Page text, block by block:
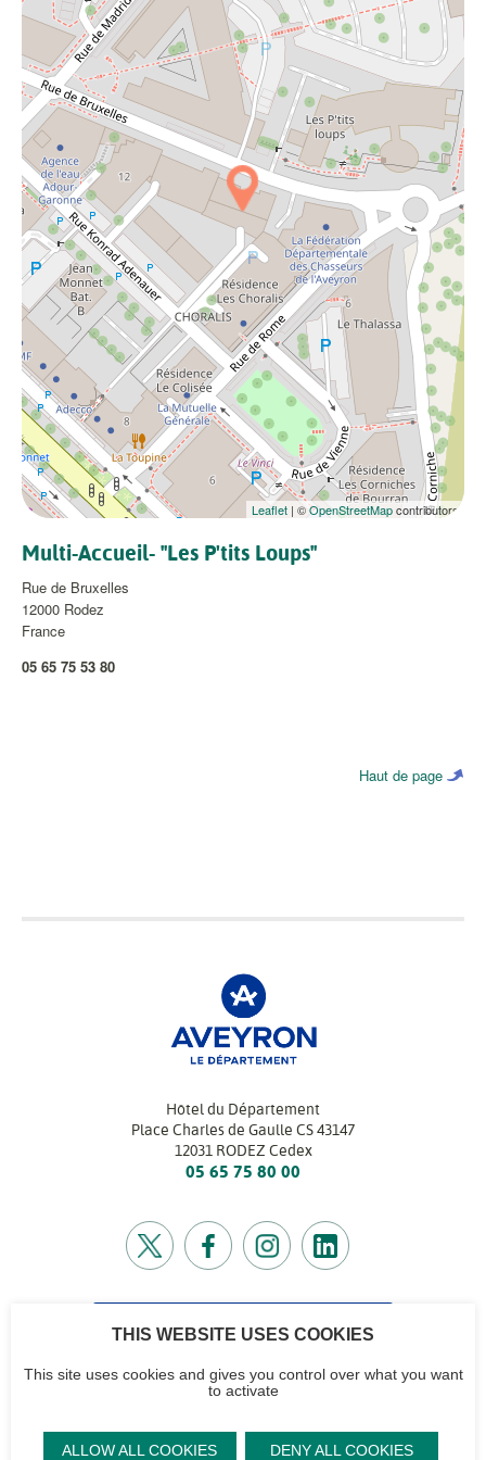
Leaflet | ©OpenStreetMapcontributors
Multi-Accueil- "Les P'tits Loups"
Rue de Bruxelles
12000 Rodez
France
05 65 75 53 80
Haut de page
Hôtel du Département
Place Charles de Gaulle CS 43147
12031 RODEZ Cedex
05 65 75 80 00
CONTACTEZ-NOUS
Contactez-nous
Accéder à notre
Mentions
Plan du site
THIS WEBSITE USES COOKIES
This site uses cookies and gives you control over what you want
to activate
ALLOW ALL COOKIES DENY ALL COOKIES